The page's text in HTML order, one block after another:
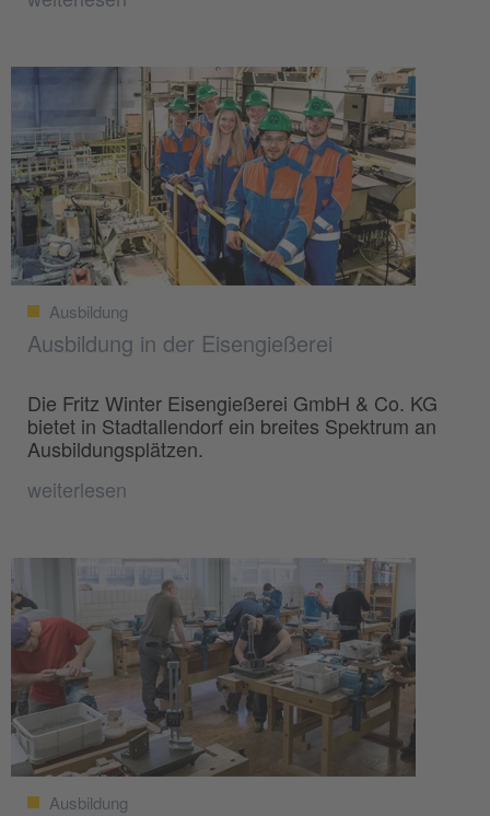
Ausbildung
Ausbildung in der Eisengießerei
Die Fritz Winter Eisengießerei GmbH & Co. KG
bietet in Stadtallendorf ein breites Spektrum an
Ausbildungsplätzen.
weiterlesen
Ausbildung